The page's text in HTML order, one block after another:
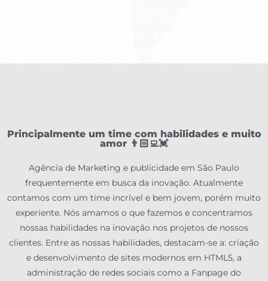
Principalmente um time com habilidades e muito
amor 👨🏻‍💻💓
Agência de Marketing e publicidade em São Paulo
frequentemente em busca da inovação. Atualmente
contamos com um time incrível e bem jovem, porém muito
experiente. Nós amamos o que fazemos e concentramos
nossas habilidades na inovação nos projetos de nossos
clientes. Entre as nossas habilidades, destacam-se a: criação
e desenvolvimento de sites modernos em HTML5, a
administração de redes sociais como a Fanpage do